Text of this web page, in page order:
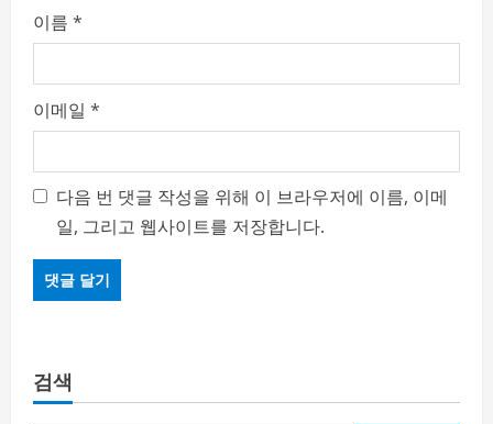
이름 *
이메일 *
다음 번 댓글 작성을 위해 이 브라우저에 이름, 이메
일, 그리고 웹사이트를 저장합니다.
검색